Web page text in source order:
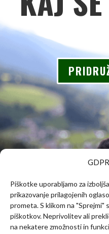
Piškotke uporabljamo za
prikazovanje prilagojenih
prometa. S klikom na "Sprejmi"
piškotkov. Neprivolitev ali
na nekatere zmožnosti in